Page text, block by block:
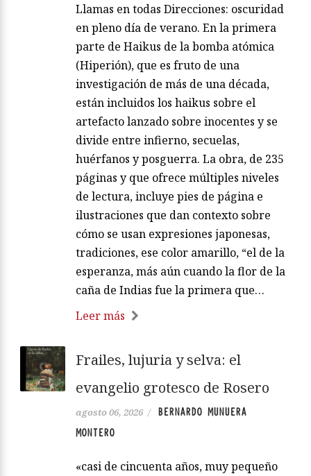
Llamas en todas Direcciones: oscuridad
en pleno día de verano. En la primera
parte de Haikus de la bomba atómica
(Hiperión), que es fruto de una
investigación de más de una década,
están incluidos los haikus sobre el
artefacto lanzado sobre inocentes y se
divide entre infierno, secuelas,
huérfanos y posguerra. La obra, de 235
páginas y que ofrece múltiples niveles
de lectura, incluye pies de página e
ilustraciones que dan contexto sobre
cómo se usan expresiones japonesas,
tradiciones, ese color amarillo, “el de la
esperanza, más aún cuando la flor de la
caña de Indias fue la primera que…
Leer más
Frailes, lujuria y selva: el
evangelio grotesco de Rosero
agosto 06, 2026 /
BERNARDO MUNUERA
MONTERO
«casi de cincuenta años, muy pequeño